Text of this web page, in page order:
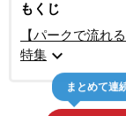
もくじ
【パークで流れ
特集 expand_more
まとめて連